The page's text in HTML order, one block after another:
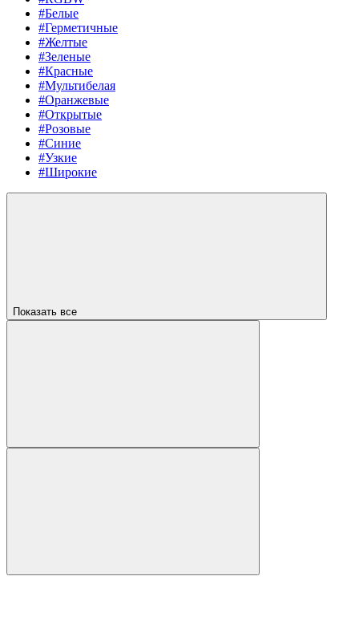
#Белые
#Герметичные
#Желтые
#Зеленые
#Красные
#Мультибелая
#Оранжевые
#Открытые
#Розовые
#Синие
#Узкие
#Широкие
Показать все